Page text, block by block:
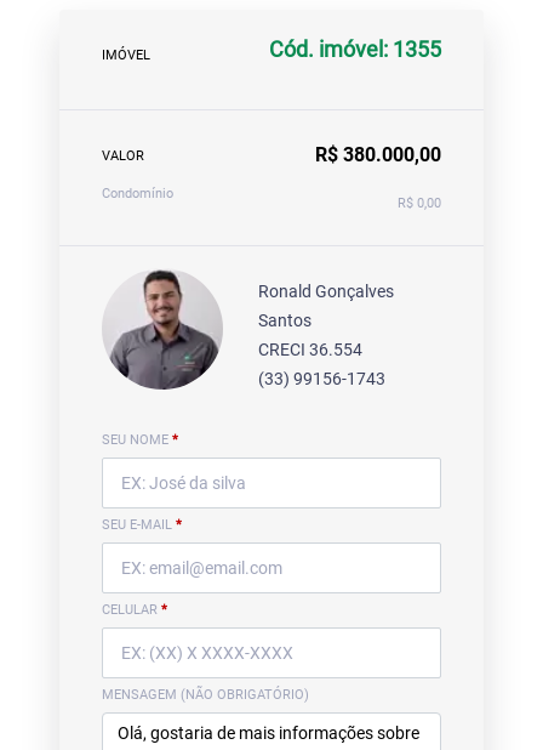
IMÓVEL Cód. imóvel: 1355
VALOR R$ 380.000,00
Condomínio
R$ 0,00
Ronald Gonçalves
Santos
CRECI 36.554
(33) 99156-1743
SEU NOME *
SEU E-MAIL *
CELULAR *
MENSAGEM (NÃO OBRIGATÓRIO)